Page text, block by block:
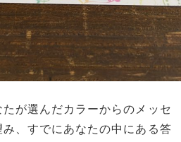
が選んだカラーからのメッセ
、すでにあなたの中にある答